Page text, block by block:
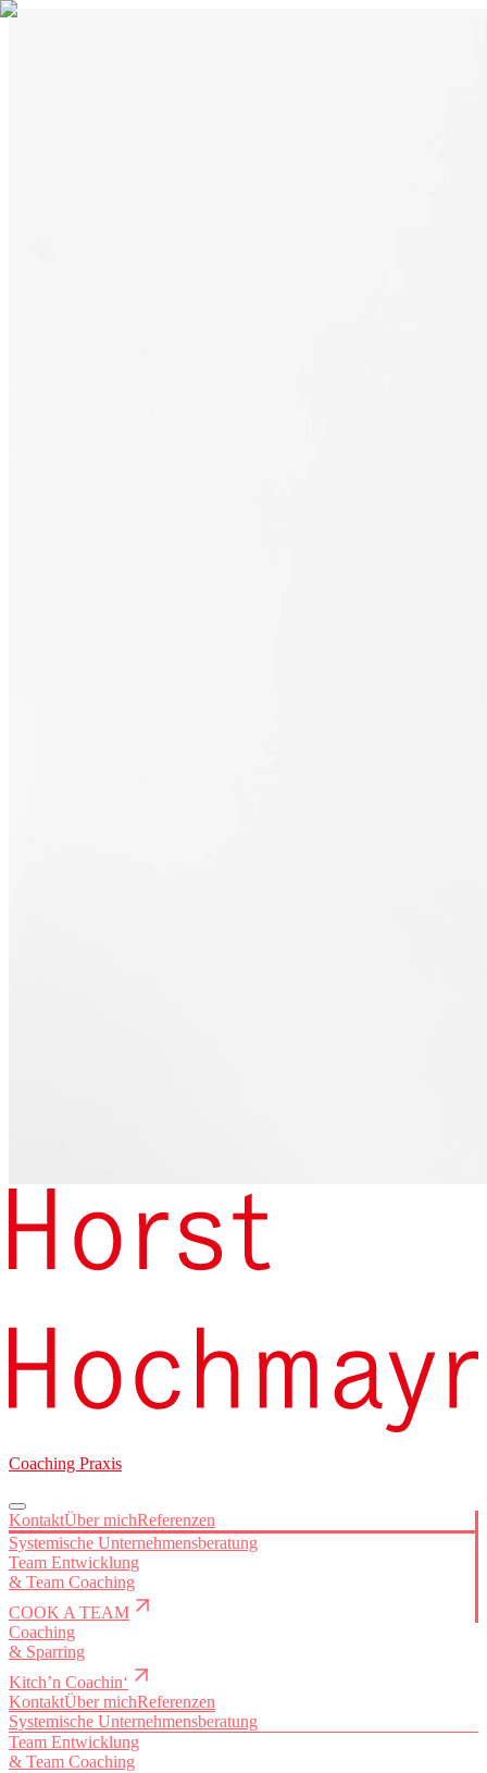
Coaching Praxis
KontaktÜber michReferenzen
Systemische Unternehmensberatung
Team Entwicklung
& Team Coaching
COOK A TEAM
Coaching
& Sparring
Kitch’n Coachin‘
KontaktÜber michReferenzen
Systemische Unternehmensberatung
Team Entwicklung
& Team Coaching